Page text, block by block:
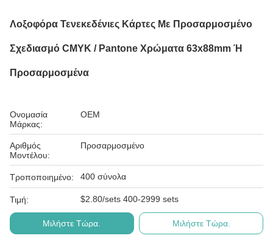
Λοξοφόρα Τενεκεδένιες Κάρτες Με Προσαρμοσμένο
Σχεδιασμό CMYK / Pantone Χρώματα 63x88mm Ή
Προσαρμοσμένα
Ονομασία
Μάρκας:
OEM
Αριθμός
Μοντέλου:
Προσαρμοσμένο
Τροποποιημένο: 400 σύνολα
Τιμή: $2.80/sets 400-2999 sets
Μιλήστε Τώρα. Μιλήστε Τώρα.